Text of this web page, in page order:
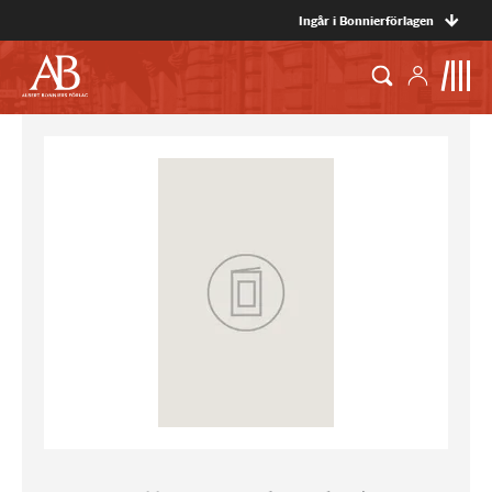
Ingår i Bonnierförlagen